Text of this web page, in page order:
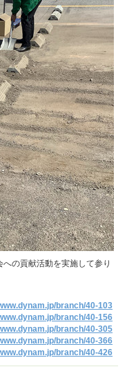
の貢献活動を実施して参り
branch/40-103
branch/40-156
branch/40-305
branch/40-366
branch/40-426